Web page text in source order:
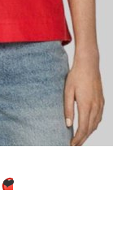
❤️